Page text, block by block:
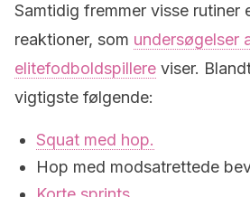
Samtidig fremmer visse rutiner
reaktioner, som undersøgelser
elitefodboldspillere viser.
vigtigste følgende:
Squat med hop.
Hop med modsatrettede